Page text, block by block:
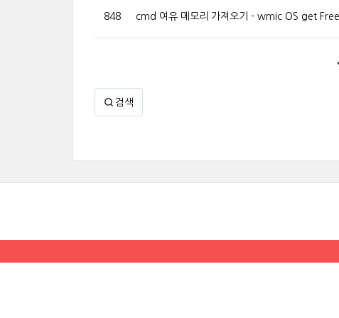
848 cmd 여유 메모리 가져오기 - wmic OS get
검색